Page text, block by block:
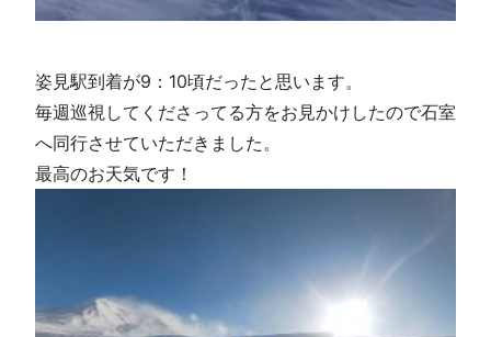
姿見駅到着が9：10頃だったと思います。
毎週巡視してくださってる方をお見かけしたので石室
へ同行させていただきました。
最高のお天気です！